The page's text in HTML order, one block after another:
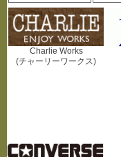
Charlie Works
(チャーリーワークス)